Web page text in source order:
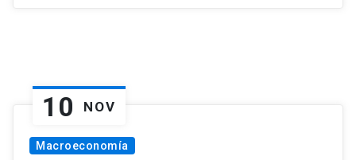
10 NOV
Macroeconomía